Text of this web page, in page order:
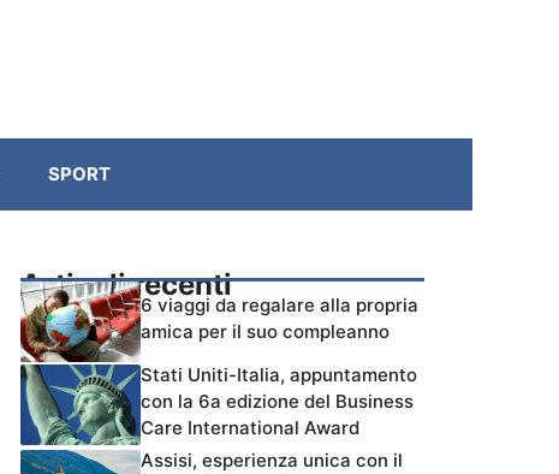
SPORT
Articoli recenti
6 viaggi da regalare alla propria
amica per il suo compleanno
Stati Uniti-Italia, appuntamento
con la 6a edizione del Business
Care International Award
Assisi, esperienza unica con il